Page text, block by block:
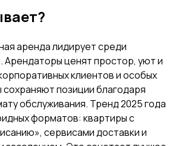
аренда лидирует среди
Арендаторы ценят простор, уют и
клиентов и особых
сохраняют позиции благодаря
обслуживания. Тренд 2025 года
форматов: квартиры с
сервисами доставки и